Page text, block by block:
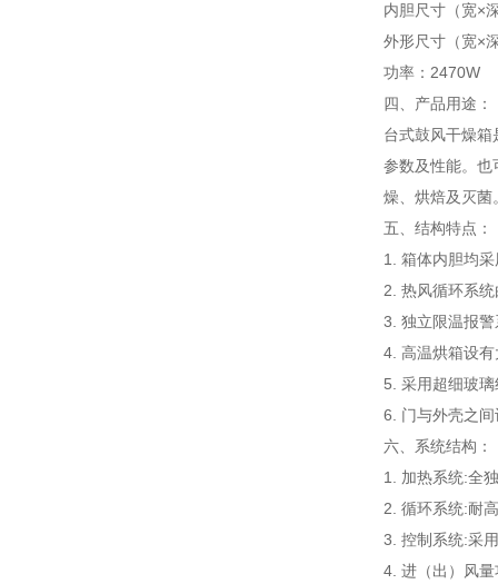
内胆尺寸（宽×
外形尺寸（宽×
功率：2470W
四、产品用途：
台式鼓风干燥
参数及性能。也
燥、烘焙及灭菌
五、结构特点：
1. 箱体内胆均
2. 热风循环系
3. 独立限温报
4. 高温烘箱设
5. 采用超细玻
6. 门与外壳之
六、系统结构：
1. 加热系统:全
2. 循环系统:耐
3. 控制系统:采
4. 进（出）风